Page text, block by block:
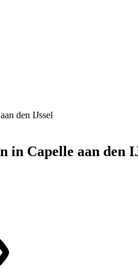
den IJssel
in Capelle aan den